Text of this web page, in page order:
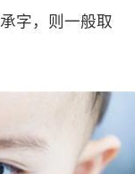
字，则一般取